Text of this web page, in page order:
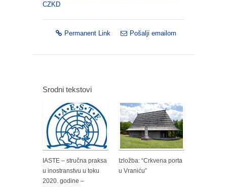
CZKD
Permanent Link Pošalji emailom
Srodni tekstovi
IASTE – stručna praksa
u inostranstvu u toku
2020. godine –
Izložba: “Crkvena porta
u Vraniću”